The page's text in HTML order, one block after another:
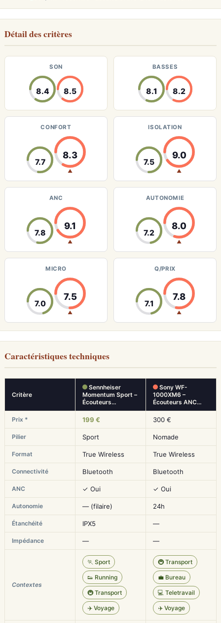
Détail des critères
SON
8.4 8.5
BASSES
8.1 8.2
CONFORT
7.7
8.3
▲
ISOLATION
7.5
9.0
▲
ANC
7.8
9.1
▲
AUTONOMIE
7.2
8.0
▲
MICRO
7.0
7.5
▲
Q/PRIX
7.1
7.8
▲
Caractéristiques techniques
Critère
Sennheiser
Momentum Sport –
Écouteurs…
Sony WF-
1000XM6 –
Écouteurs ANC…
Prix * 199 € 300 €
Pilier Sport Nomade
Format True Wireless True Wireless
Connectivité Bluetooth Bluetooth
ANC ✓ Oui ✓ Oui
Autonomie — (filaire) 24h
Étanchéité IPX5 —
Impédance — —
Contextes
🏃 Sport
👟 Running
🚇 Transport
✈️ Voyage
🚇 Transport
💼 Bureau
💻 Teletravail
✈️ Voyage